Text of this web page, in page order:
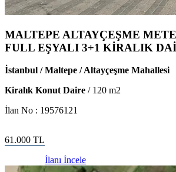
MALTEPE ALTAYÇEŞME
FULL EŞYALI 3+1 KİRALIK
İstanbul / Maltepe / Altayçeşme Mahallesi
Kiralık Konut Daire / 120 m2
İlan No : 19576121
61.000 TL
İlanı İncele